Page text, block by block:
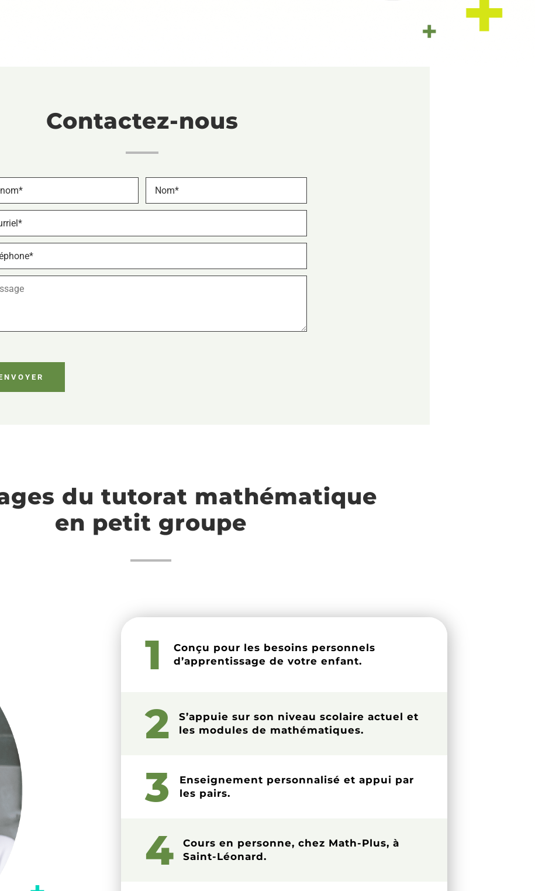
Contactez-nous
du tutorat mathématique
en petit groupe
1
Conçu pour les besoins personnels
d’apprentissage de votre enfant.
2
S’appuie sur son niveau scolaire actuel et
les modules de mathématiques.
3
Enseignement personnalisé et appui par
les pairs.
4
Cours en personne, chez Math-Plus, à
Saint-Léonard.